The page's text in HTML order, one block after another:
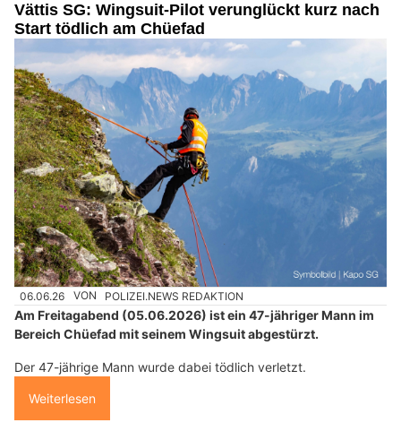
Vättis SG: Wingsuit-Pilot verunglückt kurz nach
Start tödlich am Chüefad
06.06.26 VON POLIZEI.NEWS REDAKTION
Am Freitagabend (05.06.2026) ist ein 47-jähriger Mann im
Bereich Chüefad mit seinem Wingsuit abgestürzt.
Der 47-jährige Mann wurde dabei tödlich verletzt.
Weiterlesen